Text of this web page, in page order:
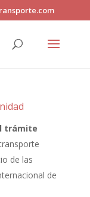
trámite
de las
de